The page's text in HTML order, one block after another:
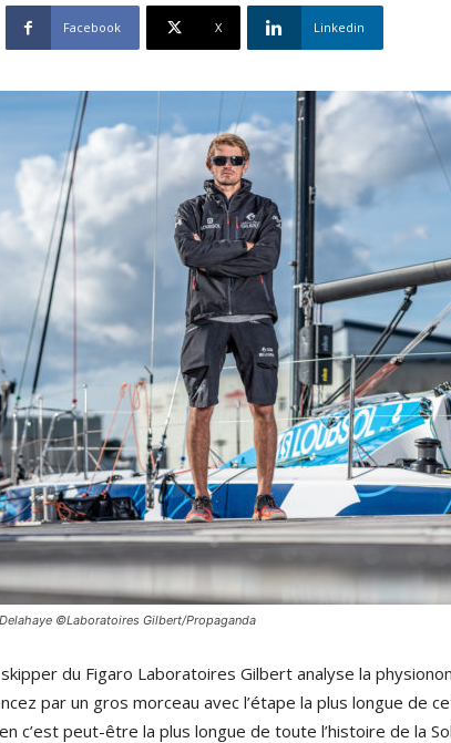
Facebook X Linkedin
©Laboratoires Gilbert/Propaganda
skipper du Figaro Laboratoires Gilbert analyse la
par un gros morceau avec l’étape la plus longue de
c’est peut-être la plus longue de toute l’histoire de la